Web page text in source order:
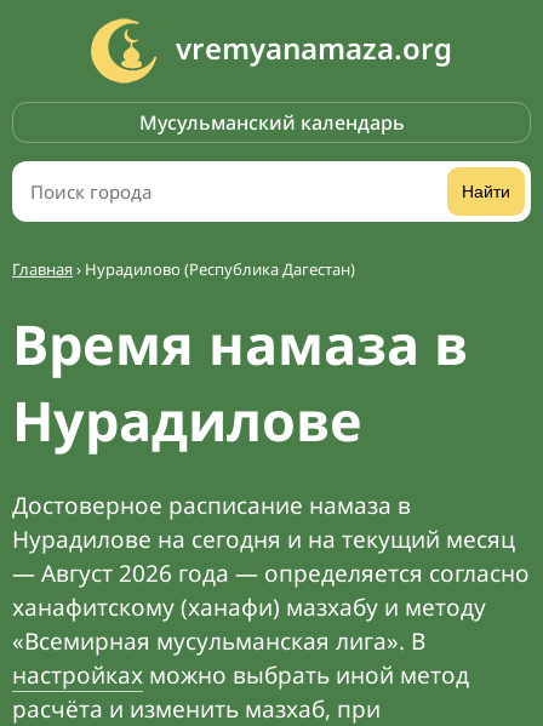
vremyanamaza.org
Мусульманский календарь
Найти
Главная› Нурадилово (Республика Дагестан)
Время намаза в
Нурадилове
Достоверное расписание намаза в
Нурадилове на сегодня и на текущий месяц
— Август 2026 года — определяется согласно
ханафитскому (ханафи) мазхабу и методу
«Всемирная мусульманская лига». В
настройках можно выбрать иной метод
расчёта и изменить мазхаб, при